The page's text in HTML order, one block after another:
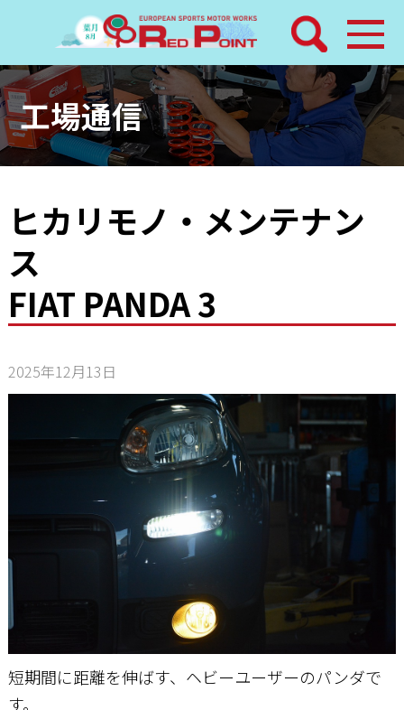
検索
ホーム
トピックス
レッドポイントパーツ
その他サービス
工場通信
ヒカリモノ・メンテナン
ス
FIAT PANDA 3
2025年12月13日
短期間に距離を伸ばす、ヘビーユーザーのパンダで
す。